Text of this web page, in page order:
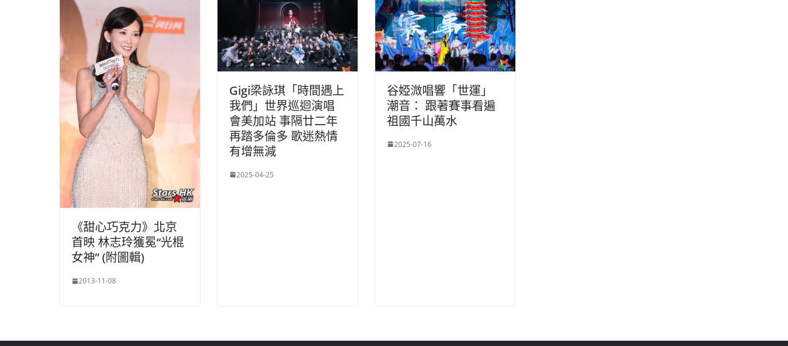
《甜心巧克力》北京
首映 林志玲獲冕“光棍
女神” (附圖輯)
2013-11-08
Gigi梁詠琪「時間遇上
我們」世界巡迴演唱
會美加站 事隔廿二年
再踏多倫多 歌迷熱情
有增無減
2025-04-25
谷婭溦唱響「世運」
潮音： 跟著賽事看遍
祖國千山萬水
2025-07-16